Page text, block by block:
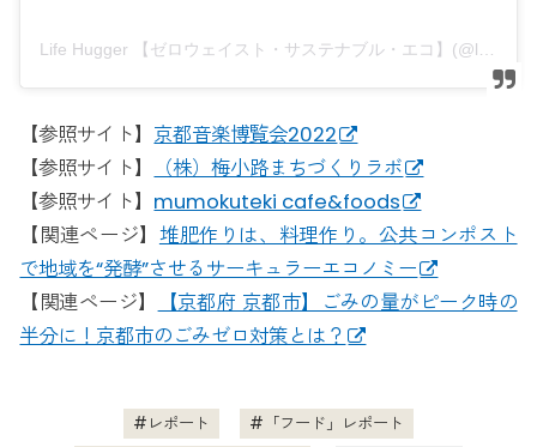
【参照サイト】 京都音楽博覧会2022
【参照サイト】
（株）梅小路まちづくりラボ
【参照サイト】 mumokuteki cafe&foods
【関連ページ】 堆肥作りは、料理作り。公共コンポスト
で地域を“発酵”させるサーキュラーエコノミー
【関連ページ】
【京都府 京都市】ごみの量がピーク時の
半分に！京都市のごみゼロ対策とは？
レポート
「フード」レポート